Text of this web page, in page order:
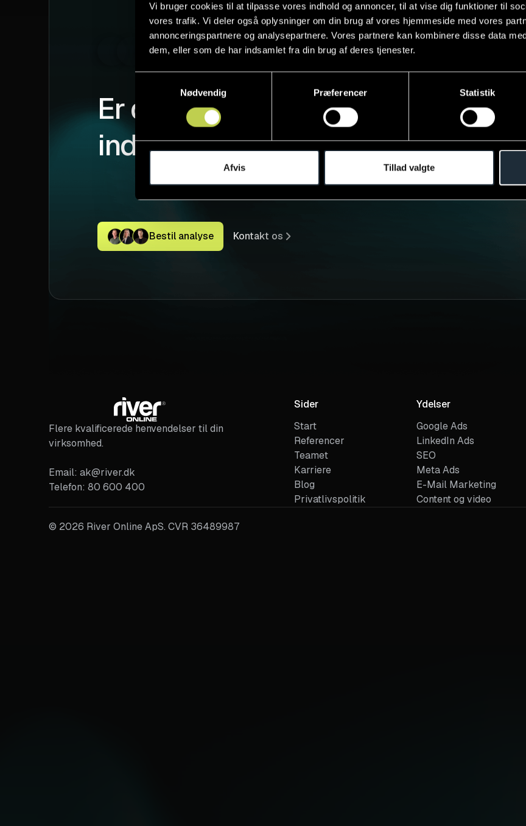
Vi bruger cookies til at tilpasse vores indhold og annoncer, til at vise dig funktioner til
vores trafik. Vi deler også oplysninger om din brug af vores hjemmeside med vores
annonceringspartnere og analysepartnere. Vores partnere kan kombinere disse data
dem, eller som de har indsamlet fra din brug af deres tjenester.
Nødvendig
Præferencer Statistik
Afvis Tillad valgte
170+ tilfredse kunder i porteføljen
Er du klar til planlagt vækst?
indledende møde nu.
Bestil analyse Kontakt os
Flere kvalificerede henvendelser til din
virksomhed.
Email: ak@river.dk
Telefon: 80 600 400
Sider
Start
Referencer
Teamet
Karriere
Blog
Privatlivspolitik
Ydelser
Google Ads
LinkedIn Ads
SEO
Meta Ads
E-Mail Marketing
Content og video
© 2026 River Online ApS. CVR 36489987